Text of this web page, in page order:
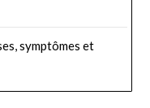
symptômes et